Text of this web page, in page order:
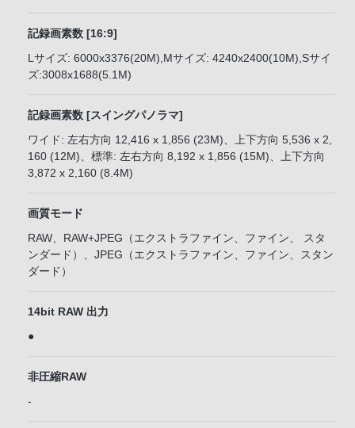
記録画素数 [16:9]
Lサイズ: 6000x3376(20M),Mサイズ: 4240x2400(10M),Sサイ
ズ:3008x1688(5.1M)
記録画素数 [スイングパノラマ]
ワイド: 左右方向 12,416 x 1,856 (23M)、上下方向 5,536 x 2,
160 (12M)、標準: 左右方向 8,192 x 1,856 (15M)、上下方向
3,872 x 2,160 (8.4M)
画質モード
RAW、RAW+JPEG（エクストラファイン、ファイン、 スタ
ンダード）、JPEG（エクストラファイン、ファイン、スタン
ダード）
14bit RAW 出力
●
非圧縮RAW
-